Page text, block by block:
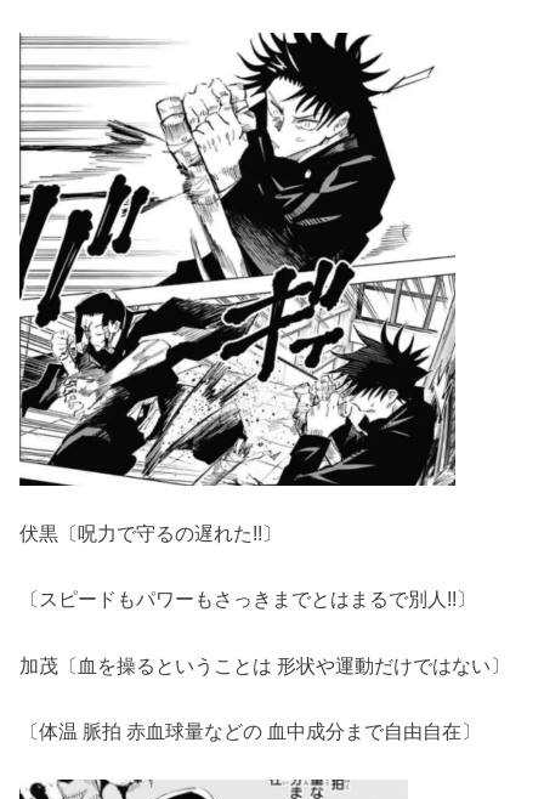
伏黒〔呪力で守るの遅れた!!〕
〔スピードもパワーもさっきまでとはまるで別人!!〕
加茂〔血を操るということは 形状や運動だけではない〕
〔体温 脈拍 赤血球量などの 血中成分まで自由自在〕